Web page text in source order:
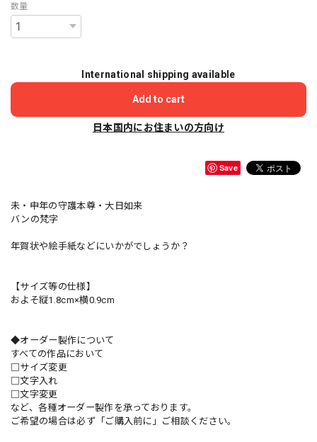
数量
International shipping available
Add to cart
日本国内にお住まいの方向け
Save
未・申年の守護本尊・大日如来
バンの梵字
年賀状や絵手紙などにいかがでしょうか？
【サイズ等の仕様】
およそ縦1.8cm×横0.9cm
◆オーダー製作について
すべての作品において
□サイズ変更
□文字入れ
□文字変更
など、各種オーダー製作を承っております。
ご希望の場合は必ず「ご購入前に」ご相談ください。